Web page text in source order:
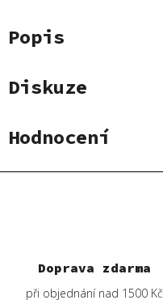
Doprava zdarma
při objednání nad 1500 Kč
Popis
Diskuze
Hodnocení